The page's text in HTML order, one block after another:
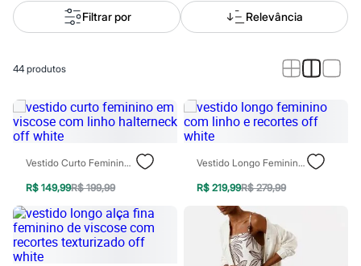
Calças
Casacos e Jaquetas
Jeans
Saias
Vestidos
Acessórios
Bolsas
Bonés e Chapéus
Bijoux
Cintos
Óculos
Relógios
Calçados
Botas
Chinelos
Rasteirinhas
Filtrar por Relevância
44 produtos
Vestido Curto Feminino Em Viscose Com Linho Halterneck Off White
R$ 149,99R$ 199,99
Vestido Longo Feminino Com Linho E Recortes Off White
R$ 219,99R$ 279,99